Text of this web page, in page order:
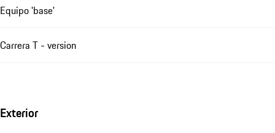
Equipo 'base'
Carrera T - version
Exterior